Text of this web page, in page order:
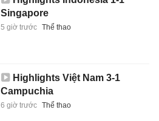
Singapore
5 giờ trước Thể thao
Highlights Việt Nam 3-1
Campuchia
6 giờ trước Thể thao